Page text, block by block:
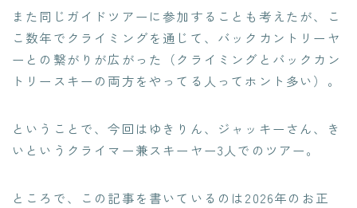
また同じガイドツアーに参加することも考えたが、こ
こ数年でクライミングを通じて、バックカントリーヤ
ーとの繋がりが広がった（クライミングとバックカン
トリースキーの両方をやってる人ってホント多い）。
ということで、今回はゆきりん、ジャッキーさん、き
いというクライマー兼スキーヤー3人でのツアー。
ところで、この記事を書いているのは2026年のお正